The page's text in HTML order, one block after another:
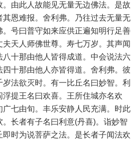
由此人故能见无量无边佛法。是故
其恩难报。舍利弗。乃往过去无量无
号曰普守如来应供正遍知明行足善
天人师佛世尊。寿七万岁。其声闻
十那由他人皆得成道。中会说法六
十那由他人亦皆得道。舍利弗。彼
法欲灭时。有一比丘名曰妙智。利
提王名曰欢喜。王所住城亦名欢
七由旬。丰乐安静人民充满。时此
长者有子名曰利意(丹喜)。诣妙智
即时为说菩萨之法。是长者子闻法欢